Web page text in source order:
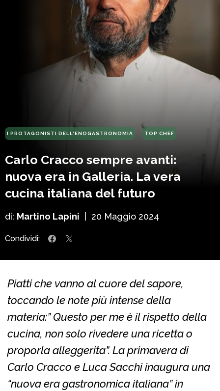
I PROTAGONISTI DELL'ENOGASTRONOMIA TOP CHEF
Carlo Cracco sempre avanti:
nuova era in Galleria. La vera
cucina italiana del futuro
di: Martino Lapini 20 Maggio 2024
Condividi:
Piatti che vanno al cuore del sapore,
toccando le note più intense della
materia:” Questo per me è il rispetto della
cucina, non solo rivedere una ricetta o
proporla alleggerita”. La primavera di
Carlo Cracco e Luca Sacchi inaugura una
“nuova era gastronomica italiana” in